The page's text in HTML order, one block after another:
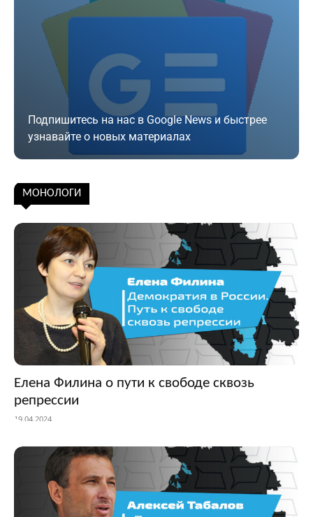
Подпишитесь на нас в Google News и быстрее
узнавайте о новых материалах
Подписаться
МОНОЛОГИ
Елена Филина о пути к свободе сквозь
репрессии
19.04.2024